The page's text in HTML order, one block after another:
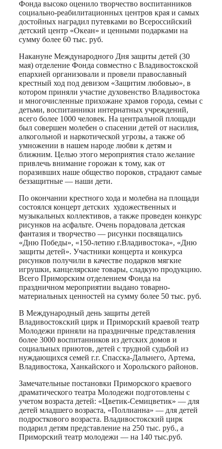
Фонда высоко оценило творчество воспитанников
социально-реабилитационных центров края и самых
достойных наградил путевками во Всероссийский
детский центр «Океан» и ценными подарками на
сумму более 60 тыс. руб.
Накануне Международного Дня защиты детей (30
мая) отделение Фонда совместно с Владивостокской
епархией организовали и провели православный
крестный ход под девизом «Защитим любовью», в
котором приняли участие духовенство Владивостока
и многочисленные прихожане храмов города, семьи с
детьми, воспитанники интернатных учреждений,
всего более 1000 человек. На центральной площади
был совершен молебен о спасении детей от насилия,
алкогольной и наркотической угрозы, а также об
умножении в нашем народе любви к детям и
ближним. Целью этого мероприятия стало желание
привлечь внимание горожан к тому, как от
поразивших наше общество пороков, страдают самые
беззащитные — наши дети.
По окончании крестного хода и молебна на площади
состоялся концерт детских художественных и
музыкальных коллективов, а также проведен конкурс
рисунков на асфальте. Очень порадовала детская
фантазия и творчество — рисунки посвящались
«Дню Победы», «150-летию г.Владивостока», «Дню
защиты детей». Участники концерта и конкурса
рисунков получили в качестве подарков мягкие
игрушки, канцелярские товары, сладкую продукцию.
Всего Приморским отделением Фонда на
праздничном мероприятии выдано товарно-
материальных ценностей на сумму более 50 тыс. руб.
В Международный день защиты детей
Владивостокский цирк и Приморский краевой театр
Молодежи приняли на праздничные представления
более 3000 воспитанников из детских домов и
социальных приютов, детей с трудной судьбой из
нуждающихся семей г.г. Спасска-Дальнего, Артема,
Владивостока, Ханкайского и Хорольского районов.
Замечательные постановки Приморского краевого
драматического театра Молодежи подготовлены с
учетом возраста детей: «Цветик-Семицветик» — для
детей младшего возраста, «Поллианна» — для детей
подросткового возраста. Владивостокский цирк
подарил детям представление на 250 тыс. руб., а
Приморский театр молодежи — на 140 тыс.руб.